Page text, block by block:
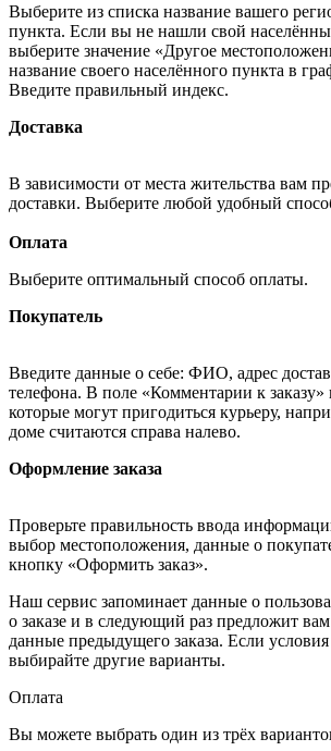
Выберите из списка название вашего
пункта. Если вы не нашли свой
выберите значение «Другое
название своего населённого пункта в
Введите правильный индекс.
Доставка
В зависимости от места жительства вам
доставки. Выберите любой удобный
Оплата
Выберите оптимальный способ оплаты.
Покупатель
Введите данные о себе: ФИО, адрес
телефона. В поле «Комментарии к заказу»
которые могут пригодиться курьеру,
доме считаются справа налево.
Оформление заказа
Проверьте правильность ввода
выбор местоположения, данные о
кнопку «Оформить заказ».
Наш сервис запоминает данные о
о заказе и в следующий раз предложит
данные предыдущего заказа. Если
выбирайте другие варианты.
Оплата
Вы можете выбрать один из трёх